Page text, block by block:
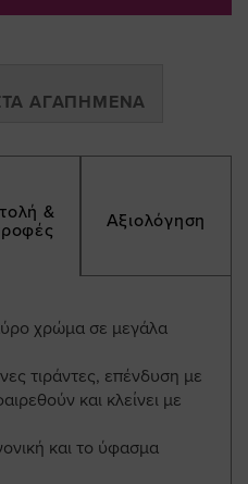
ΑΓΑΠΗΜΈΝΑ
&
Αξιολόγηση
χρώμα σε μεγάλα
τιράντες, επένδυση με
και κλείνει με
και το ύφασμα